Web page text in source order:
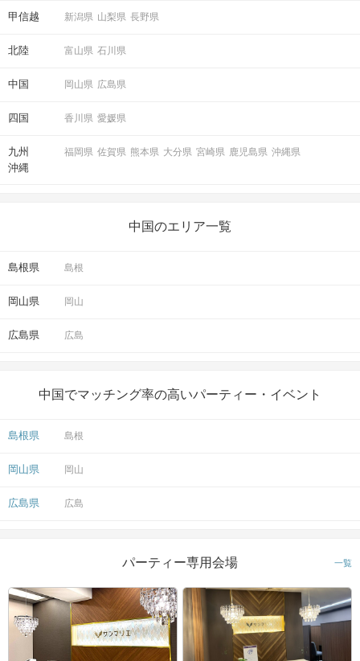
甲信越 新潟県 山梨県 長野県
北陸 富山県 石川県
中国 岡山県 広島県
四国 香川県 愛媛県
九州
沖縄
福岡県 佐賀県 熊本県 大分県 宮崎県 鹿児島県 沖縄県
中国のエリア一覧
島根県 島根
岡山県 岡山
広島県 広島
中国でマッチング率の高いパーティー・イベント
島根県 島根
岡山県 岡山
広島県 広島
パーティー専用会場 一覧